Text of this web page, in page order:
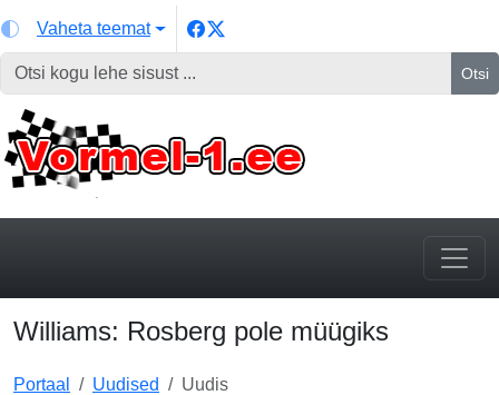
Vaheta teemat
Otsi
Williams: Rosberg pole müügiks
Portaal Uudised Uudis